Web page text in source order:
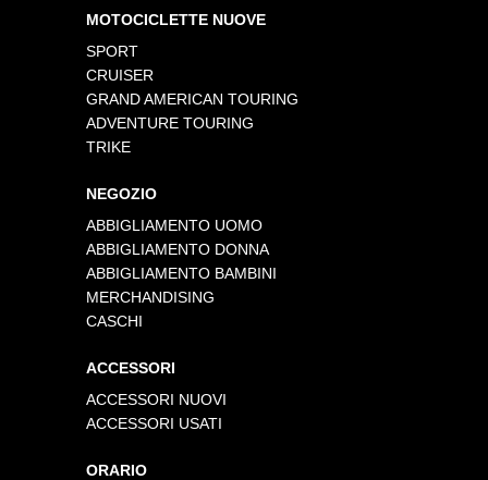
MOTOCICLETTE NUOVE
SPORT
CRUISER
GRAND AMERICAN TOURING
ADVENTURE TOURING
TRIKE
NEGOZIO
ABBIGLIAMENTO UOMO
ABBIGLIAMENTO DONNA
ABBIGLIAMENTO BAMBINI
MERCHANDISING
CASCHI
ACCESSORI
ACCESSORI NUOVI
ACCESSORI USATI
ORARIO